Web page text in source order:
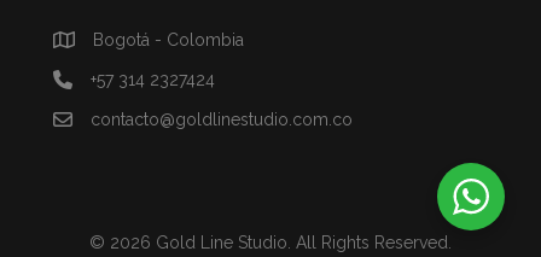
Bogotá - Colombia
+57 314 2327424
contacto@goldlinestudio.com.co
© 2026 Gold Line Studio. All Rights Reserved.